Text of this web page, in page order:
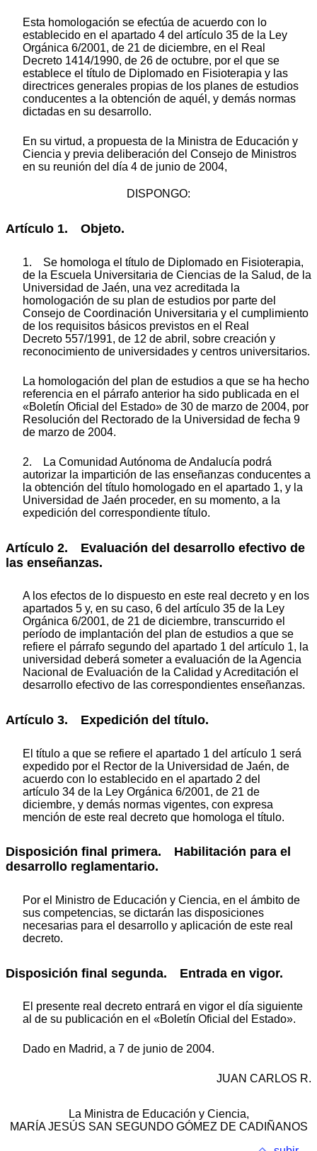
Esta homologación se efectúa de acuerdo con lo
establecido en el apartado 4 del artículo 35 de la Ley
Orgánica 6/2001, de 21 de diciembre, en el Real
Decreto 1414/1990, de 26 de octubre, por el que se
establece el título de Diplomado en Fisioterapia y las
directrices generales propias de los planes de estudios
conducentes a la obtención de aquél, y demás normas
dictadas en su desarrollo.
En su virtud, a propuesta de la Ministra de Educación y
Ciencia y previa deliberación del Consejo de Ministros
en su reunión del día 4 de junio de 2004,
DISPONGO:
Artículo 1. Objeto.
1. Se homologa el título de Diplomado en Fisioterapia,
de la Escuela Universitaria de Ciencias de la Salud, de la
Universidad de Jaén, una vez acreditada la
homologación de su plan de estudios por parte del
Consejo de Coordinación Universitaria y el cumplimiento
de los requisitos básicos previstos en el Real
Decreto 557/1991, de 12 de abril, sobre creación y
reconocimiento de universidades y centros universitarios.
La homologación del plan de estudios a que se ha hecho
referencia en el párrafo anterior ha sido publicada en el
«Boletín Oficial del Estado» de 30 de marzo de 2004, por
Resolución del Rectorado de la Universidad de fecha 9
de marzo de 2004.
2. La Comunidad Autónoma de Andalucía podrá
autorizar la impartición de las enseñanzas conducentes a
la obtención del título homologado en el apartado 1, y la
Universidad de Jaén proceder, en su momento, a la
expedición del correspondiente título.
Artículo 2. Evaluación del desarrollo efectivo de
las enseñanzas.
A los efectos de lo dispuesto en este real decreto y en los
apartados 5 y, en su caso, 6 del artículo 35 de la Ley
Orgánica 6/2001, de 21 de diciembre, transcurrido el
período de implantación del plan de estudios a que se
refiere el párrafo segundo del apartado 1 del artículo 1, la
universidad deberá someter a evaluación de la Agencia
Nacional de Evaluación de la Calidad y Acreditación el
desarrollo efectivo de las correspondientes enseñanzas.
Artículo 3. Expedición del título.
El título a que se refiere el apartado 1 del artículo 1 será
expedido por el Rector de la Universidad de Jaén, de
acuerdo con lo establecido en el apartado 2 del
artículo 34 de la Ley Orgánica 6/2001, de 21 de
diciembre, y demás normas vigentes, con expresa
mención de este real decreto que homologa el título.
Disposición final primera. Habilitación para el
desarrollo reglamentario.
Por el Ministro de Educación y Ciencia, en el ámbito de
sus competencias, se dictarán las disposiciones
necesarias para el desarrollo y aplicación de este real
decreto.
Disposición final segunda. Entrada en vigor.
El presente real decreto entrará en vigor el día siguiente
al de su publicación en el «Boletín Oficial del Estado».
Dado en Madrid, a 7 de junio de 2004.
JUAN CARLOS R.
La Ministra de Educación y Ciencia,
MARÍA JESÚS SAN SEGUNDO GÓMEZ DE CADIÑANOS